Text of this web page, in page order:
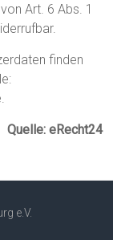
Art. 6 Abs. 1
finden
Quelle: eRecht24
e.V.